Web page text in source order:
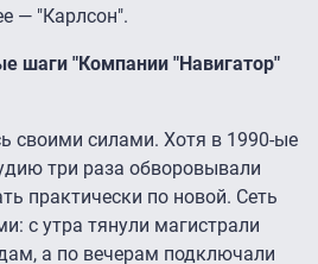
— "Карлсон".
шаги "Компании "Навигатор"
своими силами. Хотя в 1990-ые
три раза обворовывали
практически по новой. Сеть
с утра тянули магистрали
а по вечерам подключали